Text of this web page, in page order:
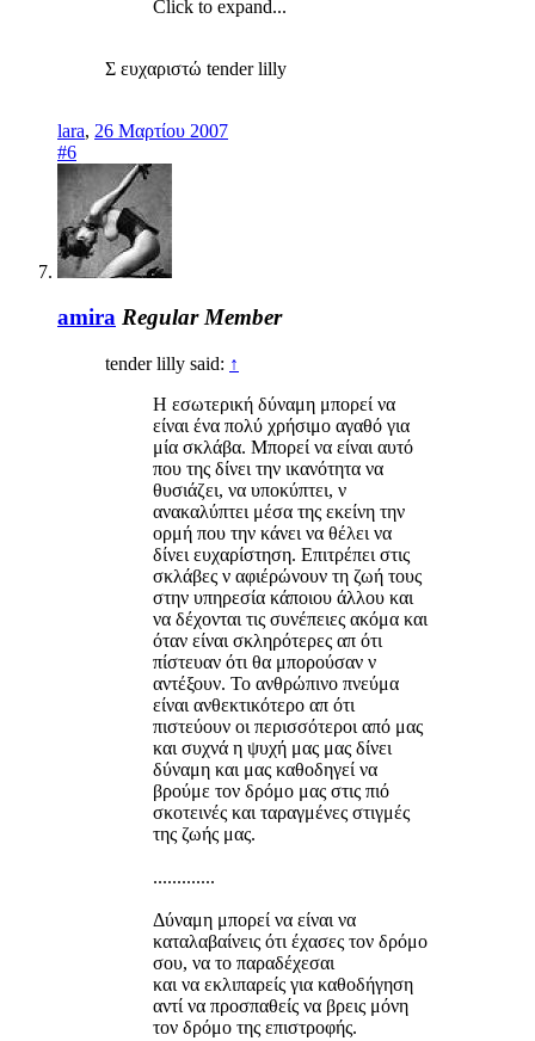
Click to expand...
Σ ευχαριστώ tender lilly
lara, 26 Μαρτίου 2007
#6
amira Regular Member
tender lilly said: ↑
Η εσωτερική δύναμη μπορεί να
είναι ένα πολύ χρήσιμο αγαθό για
μία σκλάβα. Μπορεί να είναι αυτό
που της δίνει την ικανότητα να
θυσιάζει, να υποκύπτει, ν
ανακαλύπτει μέσα της εκείνη την
ορμή που την κάνει να θέλει να
δίνει ευχαρίστηση. Επιτρέπει στις
σκλάβες ν αφιέρώνουν τη ζωή τους
στην υπηρεσία κάποιου άλλου και
να δέχονται τις συνέπειες ακόμα και
όταν είναι σκληρότερες απ ότι
πίστευαν ότι θα μπορούσαν ν
αντέξουν. Το ανθρώπινο πνεύμα
είναι ανθεκτικότερο απ ότι
πιστεύουν οι περισσότεροι από μας
και συχνά η ψυχή μας μας δίνει
δύναμη και μας καθοδηγεί να
βρούμε τον δρόμο μας στις πιό
σκοτεινές και ταραγμένες στιγμές
της ζωής μας.
.............
Δύναμη μπορεί να είναι να
καταλαβαίνεις ότι έχασες τον δρόμο
σου, να το παραδέχεσαι
και να εκλιπαρείς για καθοδήγηση
αντί να προσπαθείς να βρεις μόνη
τον δρόμο της επιστροφής.